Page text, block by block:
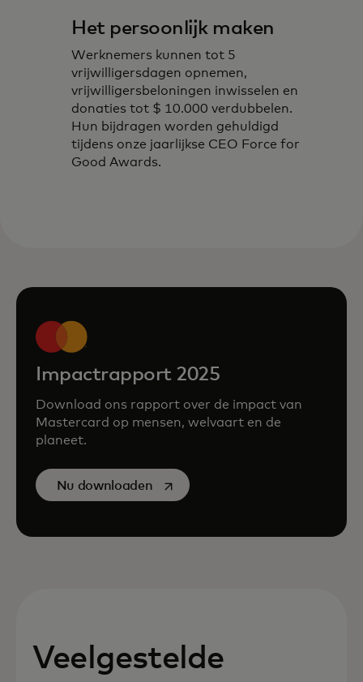
Het persoonlijk maken
Werknemers kunnen tot 5
vrijwilligersdagen opnemen,
vrijwilligersbeloningen inwisselen en
donaties tot $ 10.000 verdubbelen.
Hun bijdragen worden gehuldigd
tijdens onze jaarlijkse CEO Force for
Good Awards.
Impactrapport 2025
Download ons rapport over de impact van
Mastercard op mensen, welvaart en de
planeet.
Nu downloadenopens in a new tab
Veelgestelde